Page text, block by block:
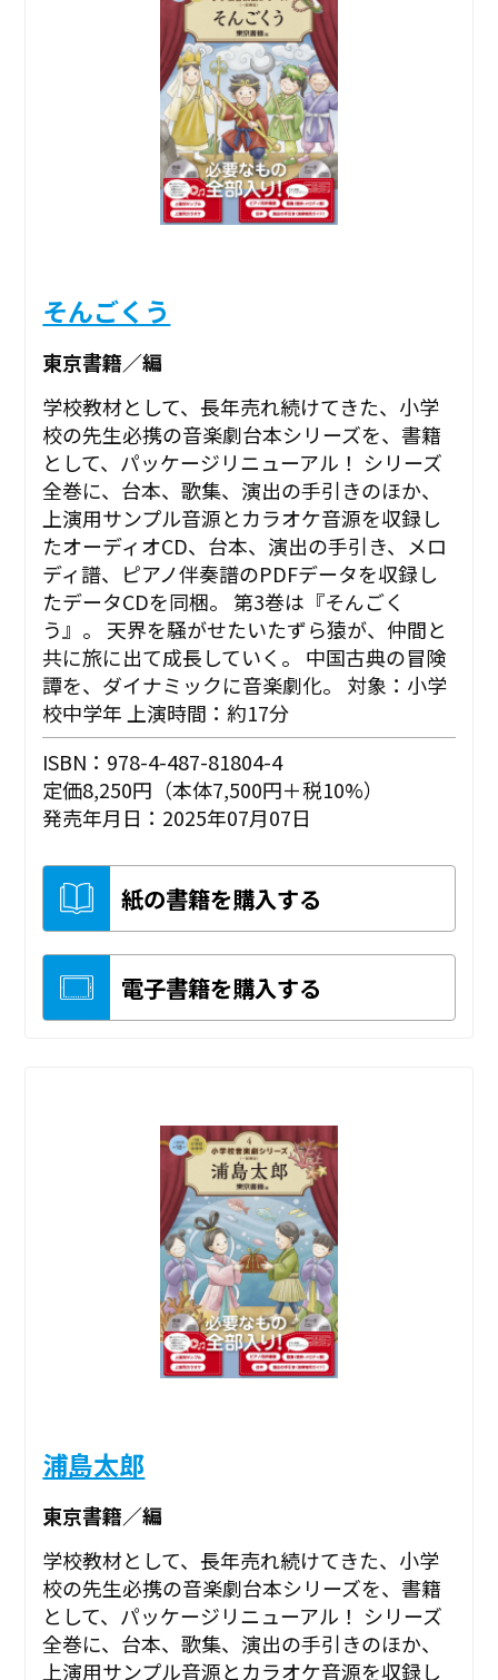
そんごくう
東京書籍／編
学校教材として、長年売れ続けてきた、小学
校の先生必携の音楽劇台本シリーズを、書籍
として、パッケージリニューアル！ シリーズ
全巻に、台本、歌集、演出の手引きのほか、
上演用サンプル音源とカラオケ音源を収録し
たオーディオCD、台本、演出の手引き、メロ
ディ譜、ピアノ伴奏譜のPDFデータを収録し
たデータCDを同梱。 第3巻は『そんごく
う』。 天界を騒がせたいたずら猿が、仲間と
共に旅に出て成長していく。 中国古典の冒険
譚を、ダイナミックに音楽劇化。 対象：小学
校中学年 上演時間：約17分
ISBN：978-4-487-81804-4
定価8,250円（本体7,500円＋税10%）
発売年月日：2025年07月07日
紙の書籍を購入する
電子書籍を購入する
浦島太郎
東京書籍／編
学校教材として、長年売れ続けてきた、小学
校の先生必携の音楽劇台本シリーズを、書籍
として、パッケージリニューアル！ シリーズ
全巻に、台本、歌集、演出の手引きのほか、
上演用サンプル音源とカラオケ音源を収録し